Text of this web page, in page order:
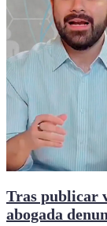
Tras publicar
abogada